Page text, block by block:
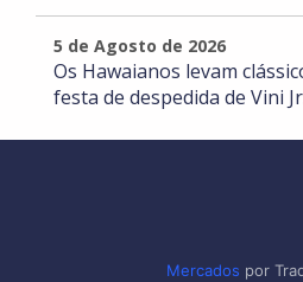
5 de Agosto de 2026
Os Hawaianos levam
festa de despedida de Vini
Mercados por